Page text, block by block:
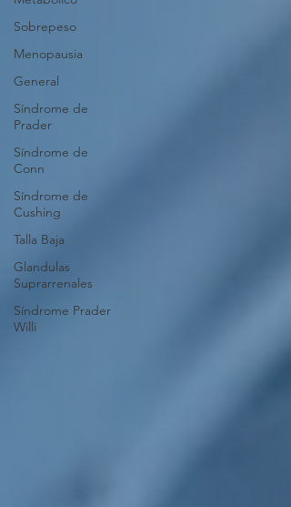
Sobrepeso
Menopausia
General
Síndrome de
Prader
Síndrome de
Conn
Síndrome de
Cushing
Talla Baja
Glandulas
Suprarrenales
Síndrome Prader
Willi